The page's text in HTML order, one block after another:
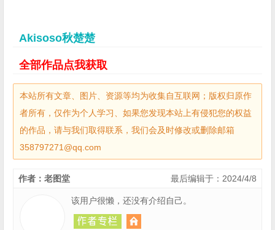
Akisoso秋楚楚
全部作品点我获取
本站所有文章、图片、资源等均为收集自互联网；版权归原作
者所有，仅作为个人学习、如果您发现本站上有侵犯您的权益
的作品，请与我们取得联系，我们会及时修改或删除邮箱
358797271@qq.com
最后编辑于：2024/4/8
作者：老图堂
该用户很懒，还没有介绍自己。